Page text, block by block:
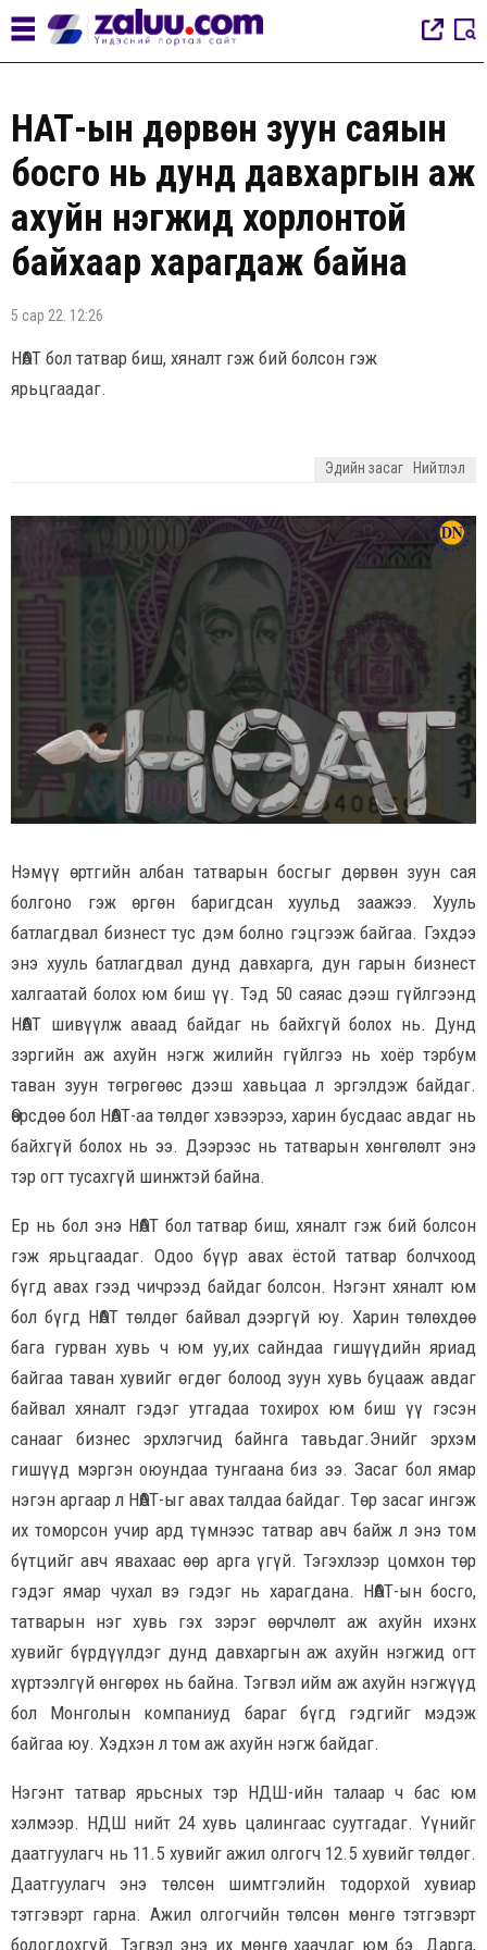
НӨАТ-ын дөрвөн зуун саяын
босго нь дунд давхаргын аж
ахуйн нэгжид хорлонтой
байхаар харагдаж байна
5 сар 22. 12:26
НӨАТ бол татвар биш, хяналт гэж бий болсон гэж
ярьцгаадаг.
Эдийн засаг Нийтлэл
Нэмүү өртгийн албан татварын босгыг дөрвөн зуун сая
болгоно гэж өргөн баригдсан хуульд заажээ. Хууль
батлагдвал бизнест тус дэм болно гэцгээж байгаа. Гэхдээ
энэ хууль батлагдвал дунд давхарга, дун гарын бизнест
халгаатай болох юм биш үү. Тэд 50 саяас дээш гүйлгээнд
НӨАТ шивүүлж аваад байдаг нь байхгүй болох нь. Дунд
зэргийн аж ахуйн нэгж жилийн гүйлгээ нь хоёр тэрбум
таван зуун төгрөгөөс дээш хавьцаа л эргэлдэж байдаг.
Өөрсдөө бол НӨАТ-аа төлдөг хэвээрээ, харин бусдаас авдаг нь
байхгүй болох нь ээ. Дээрээс нь татварын хөнгөлөлт энэ
тэр огт тусахгүй шинжтэй байна.
Ер нь бол энэ НӨАТ бол татвар биш, хяналт гэж бий болсон
гэж ярьцгаадаг. Одоо бүүр авах ёстой татвар болчхоод
бүгд авах гээд чичрээд байдаг болсон. Нэгэнт хяналт юм
бол бүгд НӨАТ төлдөг байвал дээргүй юу. Харин төлөхдөө
бага гурван хувь ч юм уу,их сайндаа гишүүдийн яриад
байгаа таван хувийг өгдөг болоод зуун хувь буцааж авдаг
байвал хяналт гэдэг утгадаа тохирох юм биш үү гэсэн
санааг бизнес эрхлэгчид байнга тавьдаг.Энийг эрхэм
гишүүд мэргэн оюундаа тунгаана биз ээ. Засаг бол ямар
нэгэн аргаар л НӨАТ-ыг авах талдаа байдаг. Төр засаг ингэж
их томорсон учир ард түмнээс татвар авч байж л энэ том
бүтцийг авч явахаас өөр арга үгүй. Тэгэхлээр цомхон төр
гэдэг ямар чухал вэ гэдэг нь харагдана. НӨАТ-ын босго,
татварын нэг хувь гэх зэрэг өөрчлөлт аж ахуйн ихэнх
хувийг бүрдүүлдэг дунд давхаргын аж ахуйн нэгжид огт
хүртээлгүй өнгөрөх нь байна. Тэгвэл ийм аж ахуйн нэгжүүд
бол Монголын компаниуд бараг бүгд гэдгийг мэдэж
байгаа юу. Хэдхэн л том аж ахуйн нэгж байдаг.
Нэгэнт татвар ярьсных тэр НДШ-ийн талаар ч бас юм
хэлмээр. НДШ нийт 24 хувь цалингаас суутгадаг. Үүнийг
даатгуулагч нь 11.5 хувийг ажил олгогч 12.5 хувийг төлдөг.
Даатгуулагч энэ төлсөн шимтгэлийн тодорхой хувиар
тэтгэвэрт гарна. Ажил олгогчийн төлсөн мөнгө тэтгэвэрт
бодогдохгүй. Тэгвэл энэ их мөнгө хаачдаг юм бэ. Дарга,